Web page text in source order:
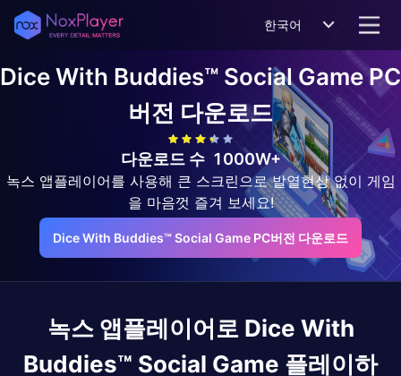
한국어
Dice With Buddies™ Social GamePC
버전 다운로드
다운로드 수 1000W+
녹스 앱플레이어를 사용해 큰 스크린으로 발열현상 없이 게임
을 마음껏 즐겨 보세요!
Dice With Buddies™ Social Game PC버전 다운로드
녹스 앱플레이어로 Dice With
Buddies™ Social Game 플레이하